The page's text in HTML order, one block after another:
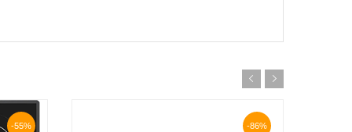
-55% -86%